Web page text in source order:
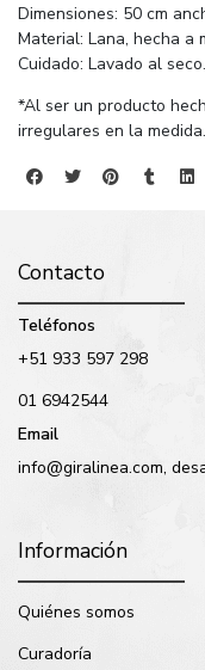
Dimensiones: 50 cm
Material: Lana, hecha a
Cuidado: Lavado al seco.
*Al ser un producto
irregulares en la medida.
Contacto
Teléfonos
+51 933 597 298
01 6942544
Email
info@giralinea.com,
Información
Quiénes somos
Curadoría